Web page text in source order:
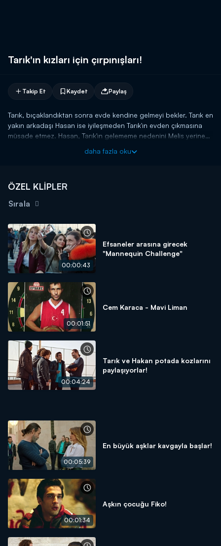
Tarık'ın kızları için çırpınışları!
Takip Et Kaydet Paylaş
Tarık, bıçaklandıktan sonra evde kendine gelmeyi bekler. Tarık en
yakın arkadaşı Hasan ise iyileşmeden Tarık'ın evden çıkmasına
müsade etmez. Hasan, Tarık'ın gelememe nedenini Melis yerine
Melis'e asla gerçekleri söylemeceğini bilen Tarık, Melis'le
tüm gerçekleri anlatmak isteyen Tarık, kızların karşısına dikilir
daha fazla oku
ÖZEL KLİPLER
Sırala
00:00:43
Efsaneler arasına girecek
"Mannequin Challenge"
00:01:51
Cem Karaca - Mavi Liman
00:04:24
Tarık ve Hakan potada kozlarını
paylaşıyorlar!
00:05:39
En büyük aşklar kavgayla başlar!
00:01:34
Aşkın çocuğu Fiko!